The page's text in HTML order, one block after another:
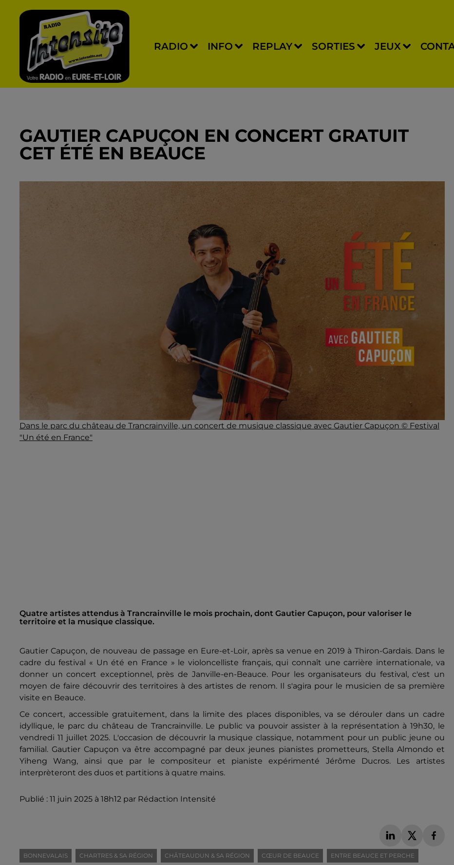
RADIO INFO REPLAY SORTIES JEUX
GAUTIER CAPUÇON EN CONCERT GRATUIT
CET ÉTÉ EN BEAUCE
Dans le parc du château de Trancrainville, un concert de musique classique avec Gautier Capuçon © Festival
"Un été en France"
Quatre artistes attendus à Trancrainville le mois prochain, dont Gautier Capuçon, pour valoriser le
territoire et la musique classique.
Gautier Capuçon, de nouveau de passage en Eure-et-Loir, après sa venue en 2019 à Thiron-Gardais. Dans le
cadre du festival « Un été en France » le violoncelliste français, qui connaît une carrière internationale, va
donner un concert exceptionnel, près de Janville-en-Beauce. Pour les organisateurs du festival, c'est un
moyen de faire découvrir des territoires à des artistes de renom. Il s'agira pour le musicien de sa première
visite en Beauce.
Ce concert, accessible gratuitement, dans la limite des places disponibles, va se dérouler dans un cadre
idyllique, le parc du château de Trancrainville. Le public va pouvoir assister à la représentation à 19h30, le
vendredi 11 juillet 2025. L'occasion de découvrir la musique classique, notamment pour un public jeune ou
familial. Gautier Capuçon va être accompagné par deux jeunes pianistes prometteurs, Stella Almondo et
Yiheng Wang, ainsi que par le compositeur et pianiste expérimenté Jérôme Ducros. Les artistes
interprèteront des duos et partitions à quatre mains.
Publié : 11 juin 2025 à 18h12 par Rédaction Intensité
BONNEVALAIS CHARTRES & SA RÉGION CHÂTEAUDUN & SA RÉGION CŒUR DE BEAUCE ENTRE BEAUCE ET PERCHE